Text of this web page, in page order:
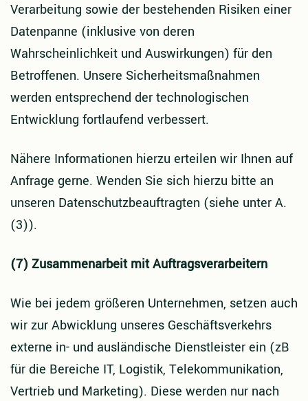
Verarbeitung sowie der bestehenden Risiken einer
Datenpanne (inklusive von deren
Wahrscheinlichkeit und Auswirkungen) für den
Betroffenen. Unsere Sicherheitsmaßnahmen
werden entsprechend der technologischen
Entwicklung fortlaufend verbessert.
Nähere Informationen hierzu erteilen wir Ihnen auf
Anfrage gerne. Wenden Sie sich hierzu bitte an
unseren Datenschutzbeauftragten (siehe unter A.
(3)).
(7) Zusammenarbeit mit Auftragsverarbeitern
Wie bei jedem größeren Unternehmen, setzen auch
wir zur Abwicklung unseres Geschäftsverkehrs
externe in- und ausländische Dienstleister ein (zB
für die Bereiche IT, Logistik, Telekommunikation,
Vertrieb und Marketing). Diese werden nur nach